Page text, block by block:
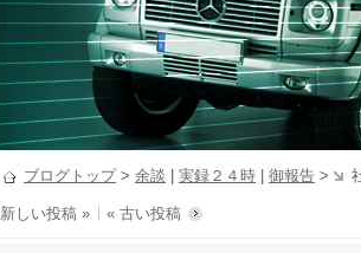
ブログトップ> 余談 実録２４時 御報告 >
新しい投稿 » « 古い投稿